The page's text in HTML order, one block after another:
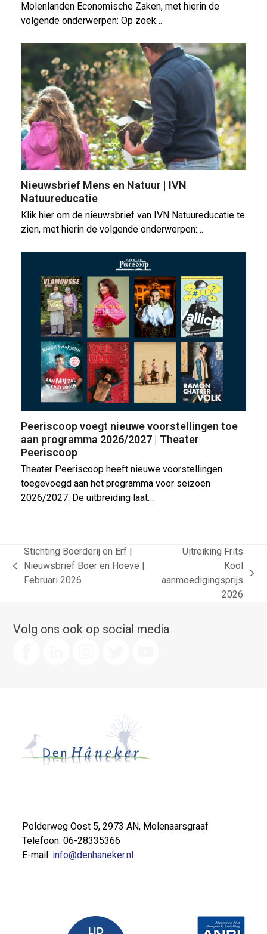
Molenlanden Economische Zaken, met hierin de
volgende onderwerpen: Op zoek…
Nieuwsbrief Mens en Natuur | IVN
Natuureducatie
Klik hier om de nieuwsbrief van IVN Natuureducatie te
zien, met hierin de volgende onderwerpen:…
Peeriscoop voegt nieuwe voorstellingen toe
aan programma 2026/2027 | Theater
Peeriscoop
Theater Peeriscoop heeft nieuwe voorstellingen
toegevoegd aan het programma voor seizoen
2026/2027. De uitbreiding laat…
previous
post:
Stichting Boerderij en Erf |
Nieuwsbrief Boer en Hoeve |
Februari 2026
next
Uitreiking Frits
Kool
aanmoedigingsprijs
2026
Volg ons ook op social media
Polderweg Oost 5, 2973 AN, Molenaarsgraaf
Telefoon: 06-28335366
E-mail: info@denhaneker.nl